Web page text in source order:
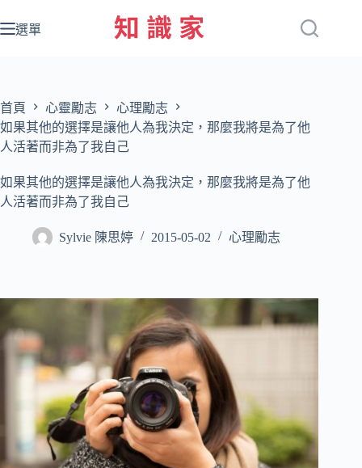
至
容
選單
首頁 心靈勵志
心理勵志
如果其他的選擇是讓他人為我決定，那麼我將是為了他
人活著而非為了我自己
如果其他的選擇是讓他人為我決定，那麼我將是為了他
人活著而非為了我自己
Sylvie 陳思婷 2015-05-02 心理勵志